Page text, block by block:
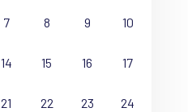
7 8 9 10
14 15 16 17
21 22 23 24